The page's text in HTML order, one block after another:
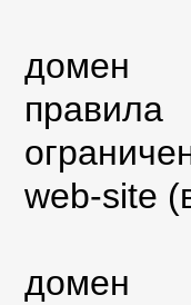
web-site